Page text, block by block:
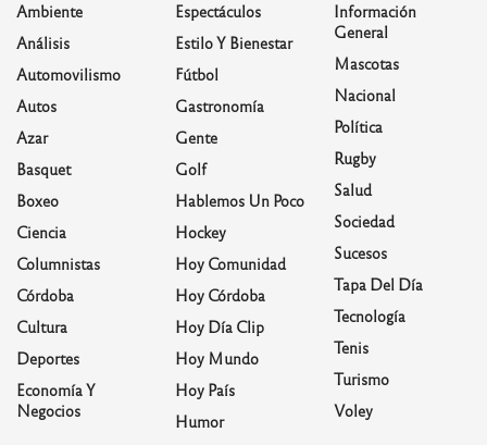
Ambiente
Análisis
Automovilismo
Autos
Azar
Basquet
Boxeo
Ciencia
Columnistas
Córdoba
Cultura
Deportes
Economía Y
Negocios
Espectáculos
Estilo Y Bienestar
Fútbol
Gastronomía
Gente
Golf
Hablemos Un Poco
Hockey
Hoy Comunidad
Hoy Córdoba
Hoy Día Clip
Hoy Mundo
Hoy País
Humor
Información
General
Mascotas
Nacional
Política
Rugby
Salud
Sociedad
Sucesos
Tapa Del Día
Tecnología
Tenis
Turismo
Voley